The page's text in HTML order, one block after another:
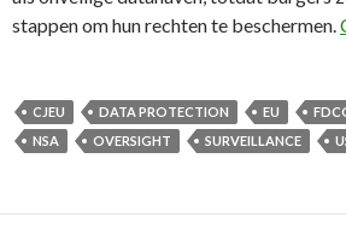
stappen om hun rechten te beschermen.
CJEU DATA PROTECTION EU
NSA
OVERSIGHT SURVEILLANCE